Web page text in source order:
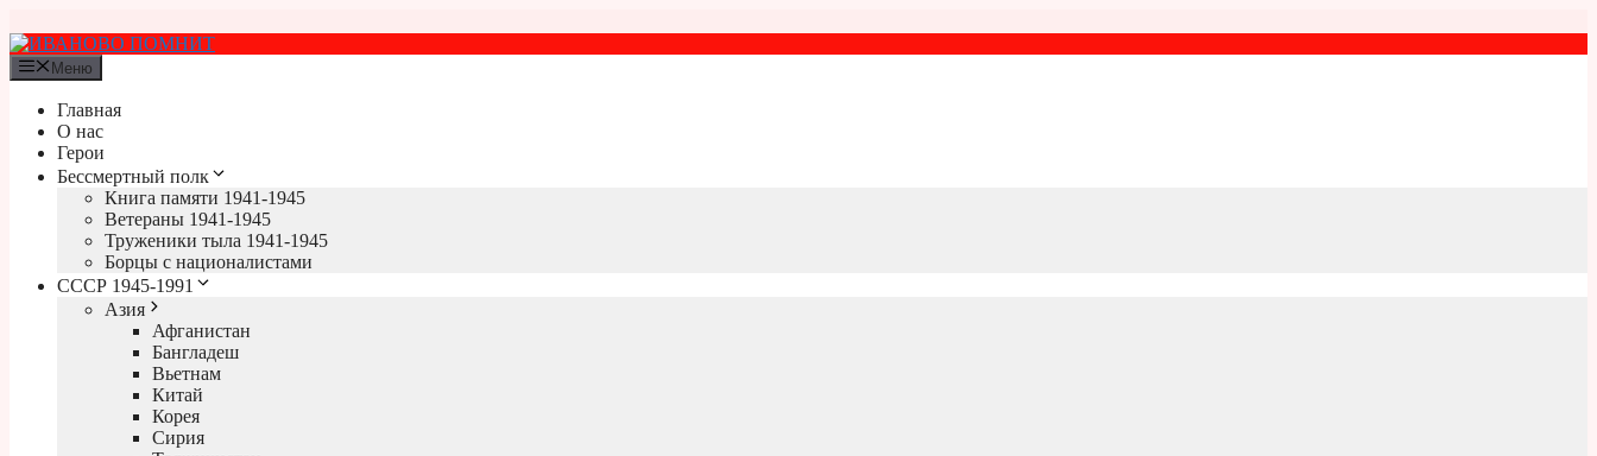
к
содержимому
Меню
Главная
О нас
Герои
Бессмертный полк
Книга памяти 1941-1945
Ветераны 1941-1945
Труженики тыла 1941-1945
Борцы с националистами
СССР 1945-1991
Азия
Афганистан
Бангладеш
Вьетнам
Китай
Корея
Сирия